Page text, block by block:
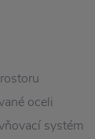
oceli
systém